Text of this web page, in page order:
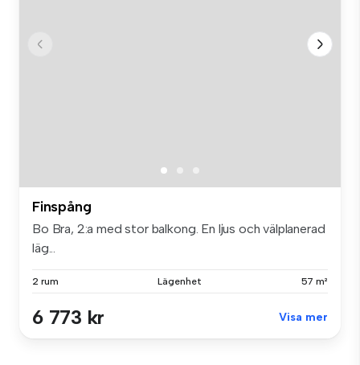
Finspång
Bo Bra, 2:a med stor balkong. En ljus och välplanerad
läg...
2 rum Lägenhet 57 m²
6 773 kr Visa mer